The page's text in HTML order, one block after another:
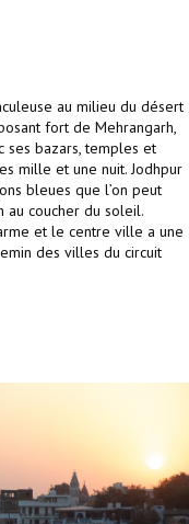
au milieu du désert
fort de Mehrangarh,
bazars, temples et
mille et une nuit. Jodhpur
bleues que l’on peut
au coucher du soleil.
et le centre ville a une
des villes du circuit